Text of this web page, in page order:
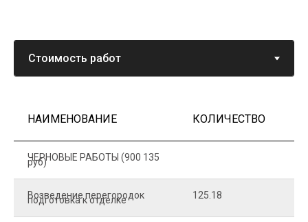
НАИМЕНОВАНИЕ КОЛИЧЕСТВО
ЧЕРНОВЫЕ РАБОТЫ (900 135
руб)
Возведение перегородок
подготовка к отделке 125.18